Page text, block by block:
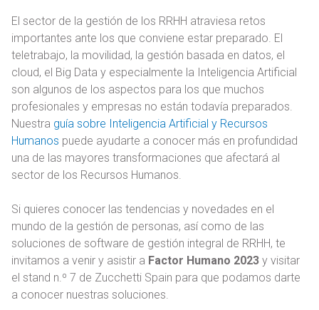
El sector de la gestión de los RRHH atraviesa retos
importantes ante los que conviene estar preparado. El
teletrabajo, la movilidad, la gestión basada en datos, el
cloud, el Big Data y especialmente la Inteligencia Artificial
son algunos de los aspectos para los que muchos
profesionales y empresas no están todavía preparados.
Nuestra guía sobre Inteligencia Artificial y Recursos
Humanos puede ayudarte a conocer más en profundidad
una de las mayores transformaciones que afectará al
sector de los Recursos Humanos.
Si quieres conocer las tendencias y novedades en el
mundo de la gestión de personas, así como de las
soluciones de software de gestión integral de RRHH, te
invitamos a venir y asistir a Factor Humano 2023 y visitar
el stand n.º 7 de Zucchetti Spain para que podamos darte
a conocer nuestras soluciones.